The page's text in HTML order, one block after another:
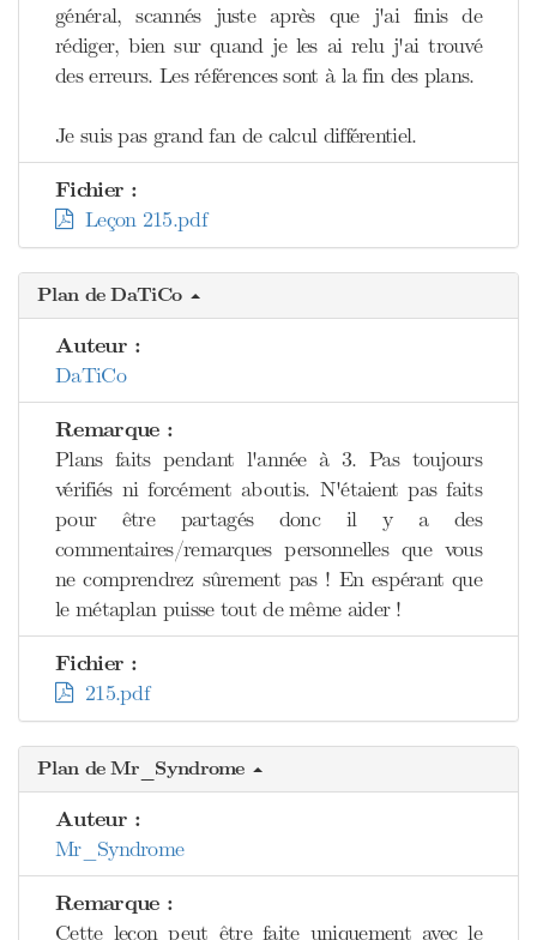
général, scannés juste après que j'ai finis de
rédiger, bien sur quand je les ai relu j'ai trouvé
des erreurs. Les références sont à la fin des plans.
Je suis pas grand fan de calcul différentiel.
Fichier :
Leçon 215.pdf
Plan de DaTiCo
Auteur :
DaTiCo
Remarque :
Plans faits pendant l'année à 3. Pas toujours
vérifiés ni forcément aboutis. N'étaient pas faits
pour être partagés donc il y a des
commentaires/remarques personnelles que vous
ne comprendrez sûrement pas ! En espérant que
le métaplan puisse tout de même aider !
Fichier :
215.pdf
Plan de Mr_Syndrome
Auteur :
Mr_Syndrome
Remarque :
Cette leçon peut être faite uniquement avec le